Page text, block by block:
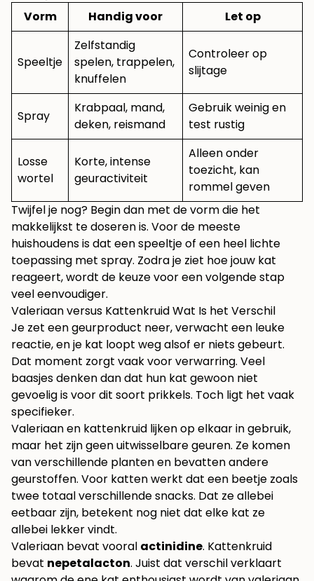
Vorm
Handig voor Let op
Speeltje
Zelfstandig
spelen, trappelen,
knuffelen
Controleer op
slijtage
Spray
Krabpaal, mand,
deken, reismand
Gebruik weinig en
test rustig
Losse
wortel
Korte, intense
geuractiviteit
Alleen onder
toezicht, kan
rommel geven
Twijfel je nog? Begin dan met de vorm die het
makkelijkst te doseren is. Voor de meeste
huishoudens is dat een speeltje of een heel lichte
toepassing met spray. Zodra je ziet hoe jouw kat
reageert, wordt de keuze voor een volgende stap
veel eenvoudiger.
Valeriaan versus Kattenkruid Wat Is het Verschil
Je zet een geurproduct neer, verwacht een leuke
reactie, en je kat loopt weg alsof er niets gebeurt.
Dat moment zorgt vaak voor verwarring. Veel
baasjes denken dan dat hun kat gewoon niet
gevoelig is voor dit soort prikkels. Toch ligt het vaak
specifieker.
Valeriaan en kattenkruid lijken op elkaar in gebruik,
maar het zijn geen uitwisselbare geuren. Ze komen
van verschillende planten en bevatten andere
geurstoffen. Voor katten werkt dat een beetje zoals
twee totaal verschillende snacks. Dat ze allebei
eetbaar zijn, betekent nog niet dat elke kat ze
allebei lekker vindt.
Valeriaan bevat vooral actinidine. Kattenkruid
bevat nepetalacton. Juist dat verschil verklaart